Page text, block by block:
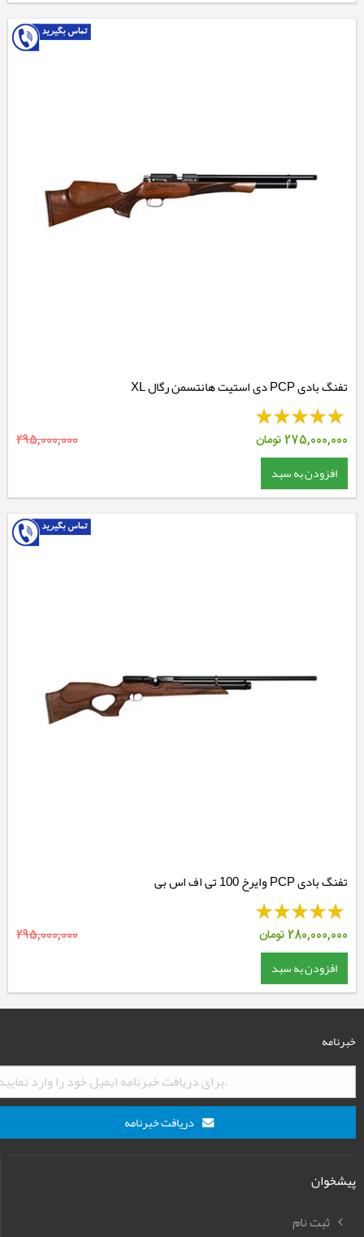
تفنگ بادی PCP دی استیت هانتسمن رگال XL
275,000,000تومان 295,000,000
افزودن به سبد
تفنگ بادی PCP وایرخ 100 تی اف اس بی
280,000,000تومان 295,000,000
افزودن به سبد
خبرنامه
دریافت خبرنامه
پیشخوان
ثبت نام